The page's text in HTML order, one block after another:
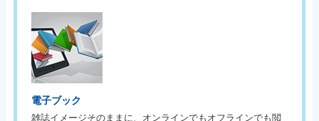
電子ブック
雑誌イメージそのままに、オンラインでもオフラインでも閲